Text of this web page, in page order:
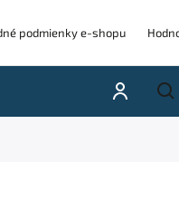
podmienky e-shopu
Akcie a výpredaje